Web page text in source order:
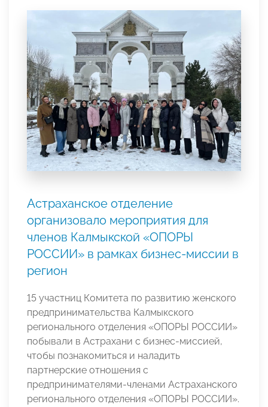
Астраханское отделение
организовало мероприятия для
членов Калмыкской «ОПОРЫ
РОССИИ» в рамках бизнес-миссии в
регион
15 участниц Комитета по развитию женского
предпринимательства Калмыкского
регионального отделения «ОПОРЫ РОССИИ»
побывали в Астрахани с бизнес-миссией,
чтобы познакомиться и наладить
партнерские отношения с
предпринимателями-членами Астраханского
регионального отделения «ОПОРЫ РОССИИ».